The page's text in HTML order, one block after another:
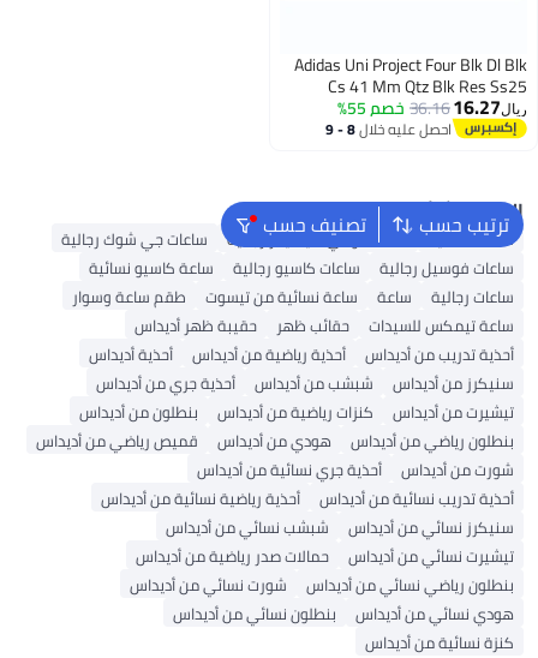
Adidas Uni Project Four Blk Dl Blk
Cs 41 Mm Qtz Blk Res Ss25
ريال16.27
36.16خصم 55%
احصل عليه خلال 8 - 9
ترتيب حسب تصنيف حسب البحث الشائع
ساعات نسائية ساعات تومي هيلفيغر رجالية
ساعات جي شوك رجالية
ساعات فوسيل رجالية
ساعات كاسيو رجالية
ساعة كاسيو نسائية
ساعات رجالية
ساعة ساعة نسائية من تيسوت
طقم ساعة وسوار
ساعة تيمكس للسيدات
حقائب ظهر
حقيبة ظهر أديداس
أحذية تدريب من أديداس
أحذية رياضية من أديداس
أحذية أديداس
سنيكرز من أديداس
شبشب من أديداس
أحذية جري من أديداس
تيشيرت من أديداس
كنزات رياضية من أديداس
بنطلون من أديداس
بنطلون رياضي من أديداس
هودي من أديداس
قميص رياضي من أديداس
شورت من أديداس
أحذية جري نسائية من أديداس
أحذية تدريب نسائية من أديداس
أحذية رياضية نسائية من أديداس
سنيكرز نسائي من أديداس
شبشب نسائي من أديداس
تيشيرت نسائي من أديداس
حمالات صدر رياضية من أديداس
بنطلون رياضي نسائي من أديداس
شورت نسائي من أديداس
هودي نسائي من أديداس
بنطلون نسائي من أديداس
كنزة نسائية من أديداس